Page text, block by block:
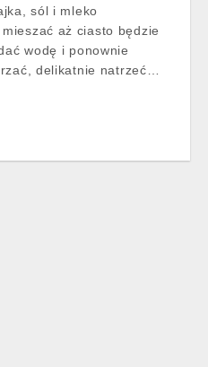
sól i mleko
aż ciasto będzie
wodę i ponownie
delikatnie natrzeć…